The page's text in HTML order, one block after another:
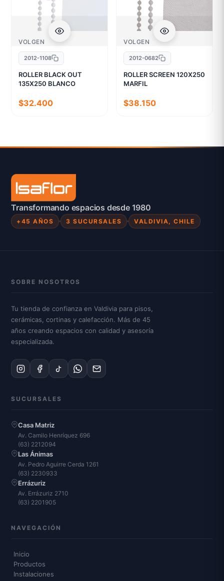
VOLGEN
2012-1108
ROLLER BLACK OUT
135X250 BLANCO
$32.400
VOLGEN
2012-0682
ROLLER SCREEN 120X250
MARFIL
$38.150
Transformando espacios desde 1980
+45 AÑOS 3 SUCURSALES VALDIVIA, CHILE
SOBRE NOSOTROS
Tu tienda de confianza en Valdivia para pisos,
cerámicas, cortinas y calefacción. Más de 45
años creando espacios con calidad y asesoría
especializada.
SUCURSALES
Casa Matriz
Av. Camilo Henríquez 696
(63) 2212094
Las Ánimas
Av. Pedro Aguirre Cerda 1261
(63) 2230933
Errázuriz
Av. Errázuriz 2710
(63) 2201905
NAVEGACIÓN
Inicio
Productos
Instalaciones